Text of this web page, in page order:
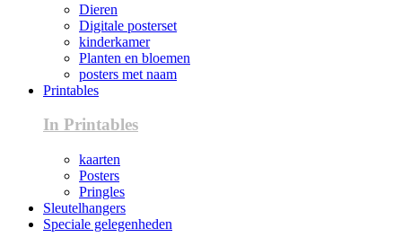
Dieren
Digitale posterset
kinderkamer
Planten en bloemen
posters met naam
Printables
In Printables
kaarten
Posters
Pringles
Sleutelhangers
Speciale gelegenheden